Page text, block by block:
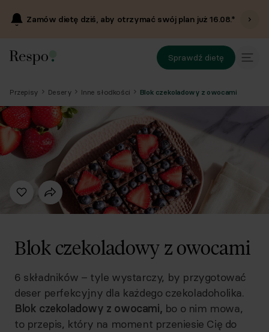
Zamów dietę dziś, aby otrzymać swój plan już16.08.*
Sprawdź dietę
Przepisy Desery Inne słodkości Blok czekoladowy z owocami
Blok czekoladowy z owocami
6 składników – tyle wystarczy, by przygotować
deser perfekcyjny dla każdego czekoladoholika.
Blok czekoladowy z owocami, bo o nim mowa,
to przepis, który na moment przeniesie Cię do